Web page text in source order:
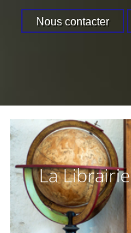
Nous contacter
La Librairie